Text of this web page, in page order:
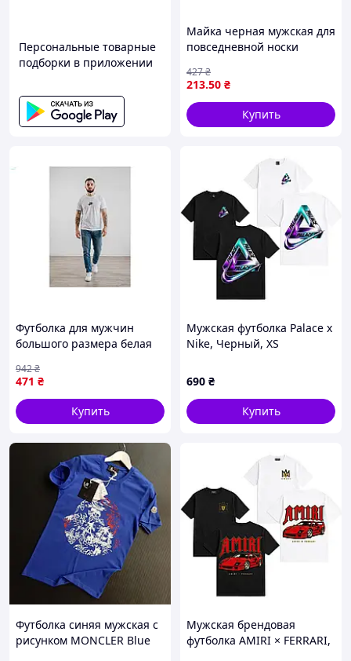
Персональные товарные
подборки в приложении
Майка черная мужская для
повседневной носки
одежда
213.50 ₴
427₴
Купить
Футболка для мужчин
большого размера белая
комфортной повседневной
носки
471 ₴
942₴
Купить
Мужская футболка Palace x
Nike, Черный, XS
690 ₴
Купить
Футболка синяя мужская с
рисунком MONCLER Blue
Мужская брендовая
футболка AMIRI × FERRARI,